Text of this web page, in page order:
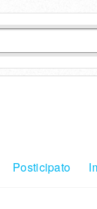
Posticipato